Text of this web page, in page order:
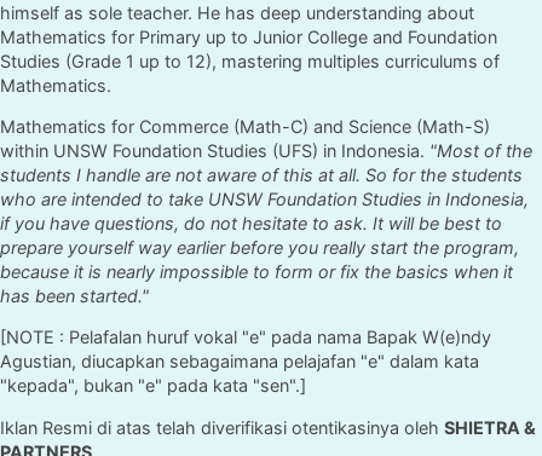
himself as sole teacher. He has deep understanding about
Mathematics for Primary up to Junior College and Foundation
Studies (Grade 1 up to 12), mastering multiples curriculums of
Mathematics.
Mathematics for Commerce (Math-C) and Science (Math-S)
within UNSW Foundation Studies (UFS) in Indonesia. "Most of the
students I handle are not aware of this at all. So for the students
who are intended to take UNSW Foundation Studies in Indonesia,
if you have questions, do not hesitate to ask. It will be best to
prepare yourself way earlier before you really start the program,
because it is nearly impossible to form or fix the basics when it
has been started."
[NOTE : Pelafalan huruf vokal "e" pada nama Bapak W(e)ndy
Agustian, diucapkan sebagaimana pelajafan "e" dalam kata
"kepada", bukan "e" pada kata "sen".]
Iklan Resmi di atas telah diverifikasi otentikasinya oleh SHIETRA &
PARTNERS